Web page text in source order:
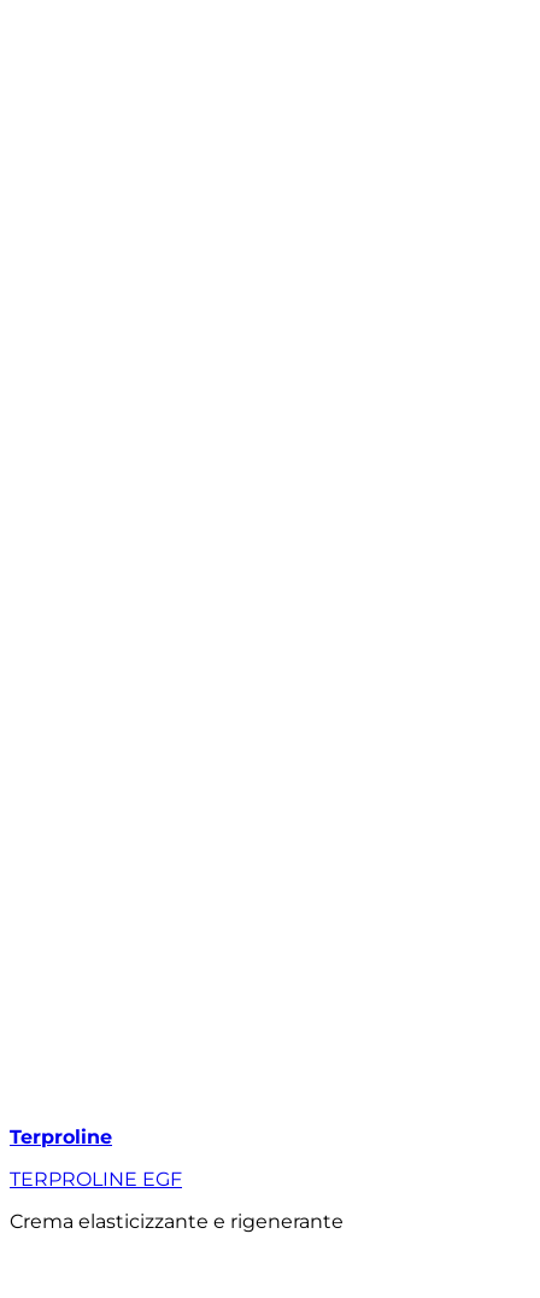
Terproline
TERPROLINE EGF
Crema elasticizzante e rigenerante